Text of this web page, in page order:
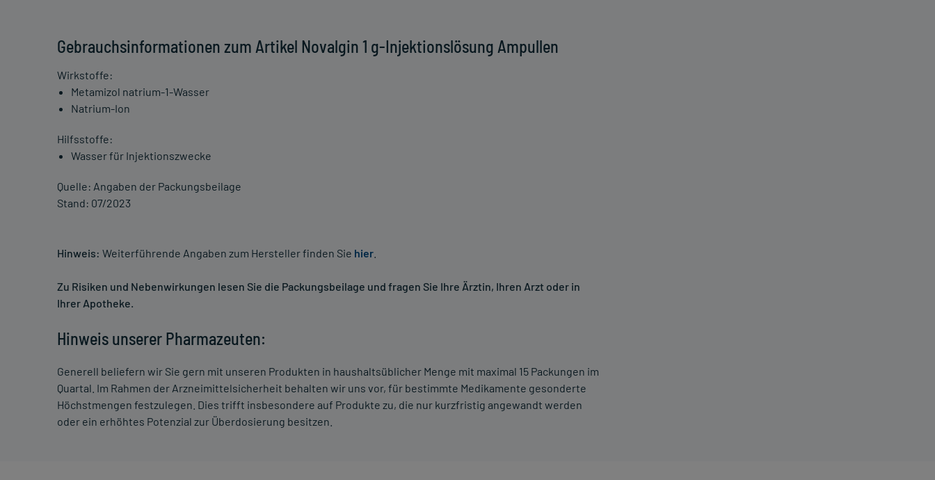
Gebrauchsinformationen zum Artikel Novalgin 1 g-Injektionslösung Ampullen
Wirkstoffe:
Metamizol natrium-1-Wasser
Natrium-Ion
Hilfsstoffe:
Wasser für Injektionszwecke
Quelle: Angaben der Packungsbeilage
Stand: 07/2023
Hinweis: Weiterführende Angaben zum Hersteller finden Sie hier
Zu Risiken und Nebenwirkungen lesen Sie die Packungsbeilage und fragen Sie Ihre Ärztin, Ihren Arzt oder in
Ihrer Apotheke.
Hinweis unserer Pharmazeuten:
Generell beliefern wir Sie gern mit unseren Produkten in haushaltsüblicher Menge mit maximal 15 Packungen im
Quartal. Im Rahmen der Arzneimittelsicherheit behalten wir uns vor, für bestimmte Medikamente gesonderte
Höchstmengen festzulegen. Dies trifft insbesondere auf Produkte zu, die nur kurzfristig angewandt werden
oder ein erhöhtes Potenzial zur Überdosierung besitzen.